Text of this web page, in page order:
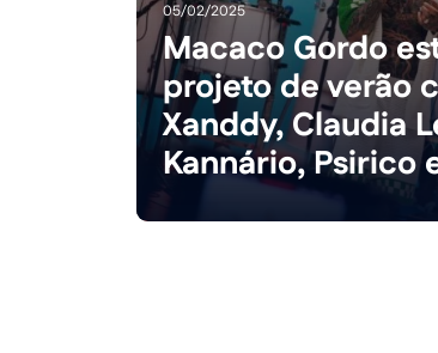
05/02/2025
Macaco Gordo
projeto de verão
Xanddy, Claudia
Kannário, Psirico